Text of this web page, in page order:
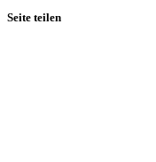
Seite teilen